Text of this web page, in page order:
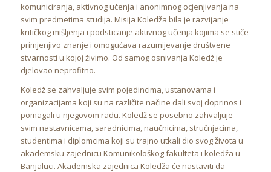
komuniciranja, aktivnog učenja i anonimnog ocjenjivanja na
svim predmetima studija. Misija Koledža bila je razvijanje
kritičkog mišljenja i podsticanje aktivnog učenja kojima se stiče
primjenjivo znanje i omogućava razumijevanje društvene
stvarnosti u kojoj živimo. Od samog osnivanja Koledž je
djelovao neprofitno.
Koledž se zahvaljuje svim pojedincima, ustanovama i
organizacijama koji su na različite načine dali svoj doprinos i
pomagali u njegovom radu. Koledž se posebno zahvaljuje
svim nastavnicama, saradnicima, naučnicima, stručnjacima,
studentima i diplomcima koji su trajno utkali dio svog života u
akademsku zajednicu Komunikološkog fakulteta i koledža u
Banjaluci. Akademska zajednica Koledža će nastaviti da